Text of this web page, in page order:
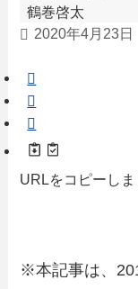
鶴巻啓太
2020年4月23日
URLをコピーしま
※本記事は、